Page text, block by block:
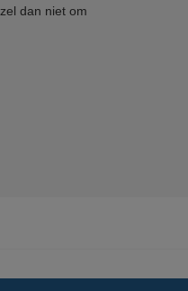
dan niet om